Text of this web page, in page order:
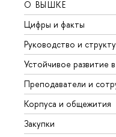
О ВЫШКЕ
Цифры и факты
Руководство и
Устойчивое
Преподаватели и
Корпуса и общежития
Закупки